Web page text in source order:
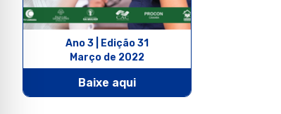
Ano 3 | Edição 31
Março de 2022
Baixe aqui